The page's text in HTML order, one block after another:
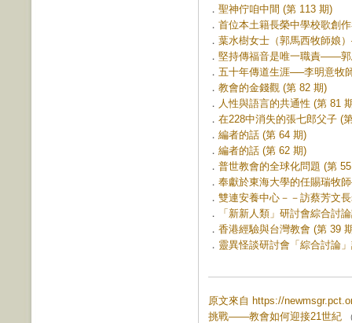
． 聖神佇咱中間 (第 113 期)
． 首位本土籍長榮中學校歌創
． 葉水樹女士（郭馬西牧師娘
． 堅持傳福音是唯一職責——郭
． 五十年傳道生涯──李明意牧
． 教會的金錢觀 (第 82 期)
． 人性與語言的共通性 (第 81
． 在228中消失的張七郎父子 (
． 編者的話 (第 64 期)
． 編者的話 (第 62 期)
． 普世教會的全球化問題 (第
． 奉獻於東海大學的任賜瑞牧
． 雙連安養中心－－訪蔡芳文
．
「新新人類」研討會綜合
． 香港經驗與台灣教會 (第 39
． 靈異怪談研討會「綜合討論
原文來自 https://
挑戰——教會如何迎接21世紀